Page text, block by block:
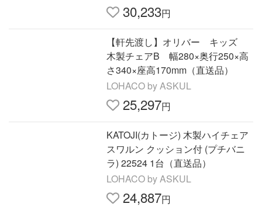
30,233円
【軒先渡し】オリバー キッズ
木製チェアB 幅280×奥行250×高
さ340×座高170mm（直送品）
LOHACO by ASKUL
25,297円
KATOJI(カトージ) 木製ハイチェア
スワルン クッション付 (プチバニ
ラ) 22524 1台（直送品）
LOHACO by ASKUL
24,887円